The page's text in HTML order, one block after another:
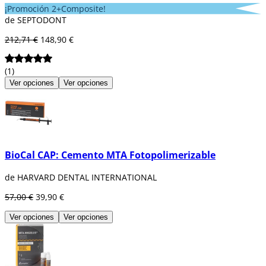
¡Promoción 2+Composite!
de SEPTODONT
212,71 € 148,90 €
(1)
Ver opciones Ver opciones
BioCal CAP: Cemento MTA Fotopolimerizable
de HARVARD DENTAL INTERNATIONAL
57,00 € 39,90 €
Ver opciones Ver opciones